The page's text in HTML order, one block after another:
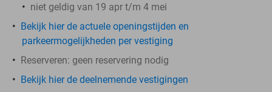
niet geldig van 19 apr t/m 4 mei
Bekijk hier de actuele openingstijden en
parkeermogelijkheden per vestiging
Reserveren: geen reservering nodig
Bekijk hier de deelnemende vestigingen